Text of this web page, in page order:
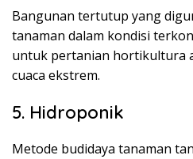
Bangunan tertutup yang
tanaman dalam kondisi
untuk pertanian hortikultura
cuaca ekstrem.
5. Hidroponik
Metode budidaya tanaman